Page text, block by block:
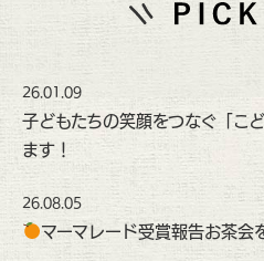
26.01.09
子どもたちの笑顔をつなぐ「こ
ます！
26.08.05
マーマレード受賞報告お茶会